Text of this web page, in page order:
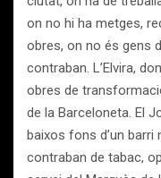
on no hi ha metges,
obres, on no és gens
contraban. L’Elvira,
obres de
de la Barceloneta. El
baixos fons d’un barri
contraban de tabac,